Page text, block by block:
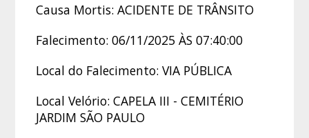
Causa Mortis: ACIDENTE DE TRÂNSITO
Falecimento: 06/11/2025 ÀS 07:40:00
Local do Falecimento: VIA PÚBLICA
Local Velório: CAPELA III - CEMITÉRIO
JARDIM SÃO PAULO